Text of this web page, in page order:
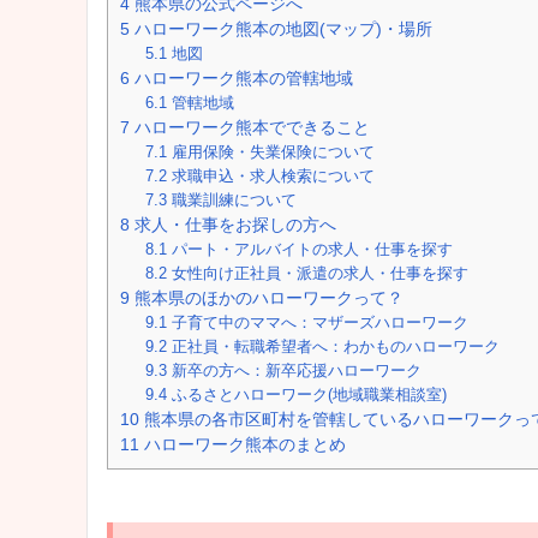
5 ハローワーク熊本の地図(マップ)・場所
5.1 地図
6 ハローワーク熊本の管轄地域
6.1 管轄地域
7 ハローワーク熊本でできること
7.1 雇用保険・失業保険について
7.2 求職申込・求人検索について
7.3 職業訓練について
8 求人・仕事をお探しの方へ
8.1 パート・アルバイトの求人・仕事を探す
8.2 女性向け正社員・派遣の求人・仕事を探す
9 熊本県のほかのハローワークって？
9.1 子育て中のママへ：マザーズハローワーク
9.2 正社員・転職希望者へ：わかものハローワーク
9.3 新卒の方へ：新卒応援ハローワーク
9.4 ふるさとハローワーク(地域職業相談室)
10 熊本県の各市区町村を管轄しているハローワークっ
11 ハローワーク熊本のまとめ